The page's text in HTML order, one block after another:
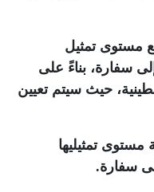
مستوى تمثيل
سفارة، بناءً على
حيث سيتم تعيين
مستوى تمثيليها
سفارة.